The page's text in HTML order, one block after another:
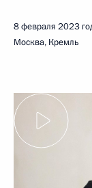
8 февраля 2023
Москва, Кремль